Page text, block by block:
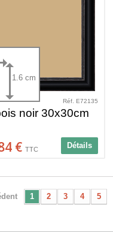
1.6 cm
Réf. E72135
noir 30x30cm
Détails
€ TTC
1 2 3 4 5